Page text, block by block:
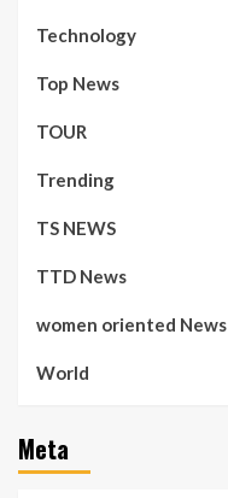
Technology
Top News
TOUR
Trending
TS NEWS
TTD News
women oriented News
World
Meta